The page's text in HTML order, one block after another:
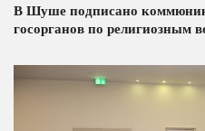
В Шуше подписано
госорганов по религиозным